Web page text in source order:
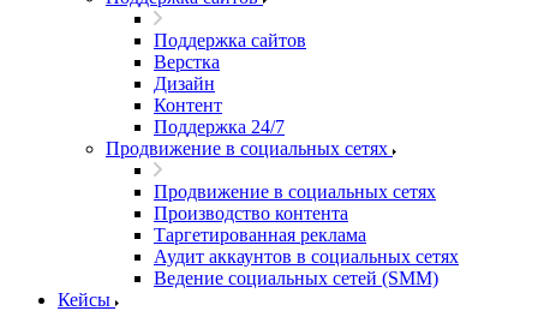
Поддержка сайтов
Верстка
Дизайн
Контент
Поддержка 24/7
Продвижение в социальных сетях
Продвижение в социальных сетях
Производство контента
Таргетированная реклама
Аудит аккаунтов в социальных сетях
Ведение социальных сетей (SMM)
Кейсы